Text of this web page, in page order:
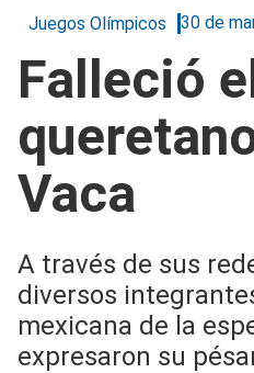
Juegos Olímpicos 30 de
Falleció
Vaca
A través de sus
diversos
mexicana de la
expresaron su